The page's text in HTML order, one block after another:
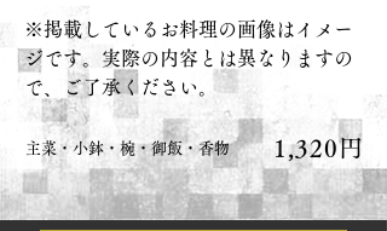
※掲載しているお料理の画像はイメー
ジです。実際の内容とは異なりますの
で、ご了承ください。
主菜・小鉢・椀・御飯・香物​ 1,320円